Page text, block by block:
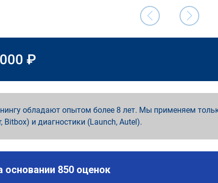
₽
обладают опытом более 8 лет. Мы применяем
Bitbox) и диагностики (Launch, Autel).
основании 850 оценок